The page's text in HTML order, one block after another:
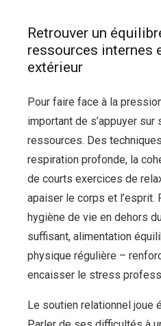
Retrouver un
ressources internes
extérieur
Pour faire face à la
important de s’appuyer sur
ressources. Des
respiration profonde, la
de courts exercices de
apaiser le corps et l’esprit.
hygiène de vie en dehors
suffisant, alimentation
physique régulière –
encaisser le stress
Le soutien relationnel joue